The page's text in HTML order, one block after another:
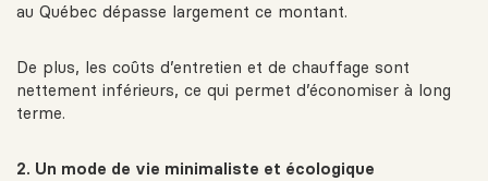
au Québec dépasse largement ce montant.
De plus, les coûts d’entretien et de chauffage sont
nettement inférieurs, ce qui permet d’économiser à long
terme.
2. Un mode de vie minimaliste et écologique